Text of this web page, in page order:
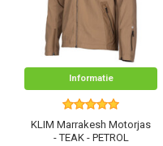
Informatie
KLIM Marrakesh Motorjas
- TEAK - PETROL